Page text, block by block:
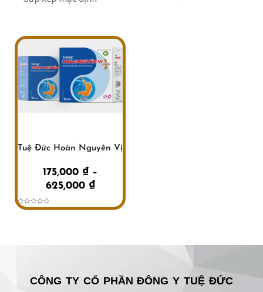
Tuệ Đức Hoàn Nguyên Vị
175,000 ₫ –
625,000 ₫
Khoảng
giá:
từ
175,000 ₫
đến
Được
CÔNG TY CỔ PHẦN ĐÔNG Y TUỆ ĐỨC